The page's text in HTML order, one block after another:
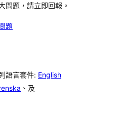
問題，請立即回報。
題
語言套件: English
、及